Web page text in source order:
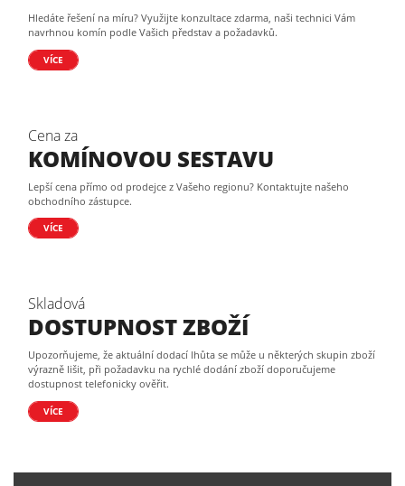
Hledáte řešení na míru? Využijte konzultace zdarma, naši technici Vám
navrhnou komín podle Vašich představ a požadavků.
VÍCE
Cena za
KOMÍNOVOU SESTAVU
Lepší cena přímo od prodejce z Vašeho regionu? Kontaktujte našeho
obchodního zástupce.
VÍCE
Skladová
DOSTUPNOST ZBOŽÍ
Upozorňujeme, že aktuální dodací lhůta se může u některých skupin zboží
výrazně lišit, při požadavku na rychlé dodání zboží doporučujeme
dostupnost telefonicky ověřit.
VÍCE